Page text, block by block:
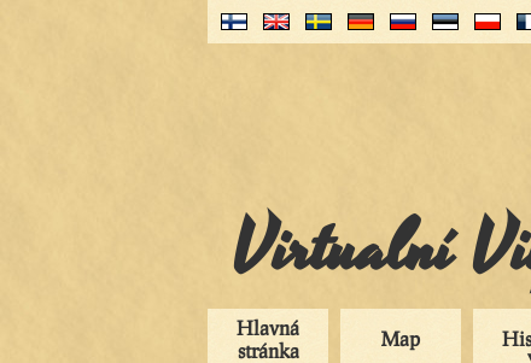
Virtualní
Hlavná
stránka
Map